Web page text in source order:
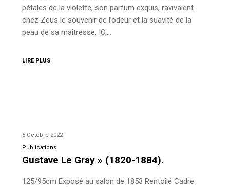
pétales de la violette, son parfum exquis, ravivaient
chez Zeus le souvenir de l’odeur et la suavité de la
peau de sa maitresse, IO,…
LIRE PLUS
5 Octobre 2022
Publications
Gustave Le Gray » (1820-1884).
125/95cm Exposé au salon de 1853 Rentoilé Cadre